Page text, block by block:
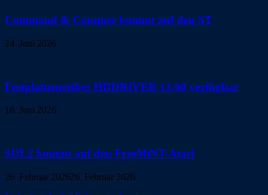
Command & Conquer kommt auf den ST
24. Juni 2026
Festplattentreiber HDDRIVER 13.00 verfügbar
16. Juni 2026
SDL2 kommt auf den FreeMiNT-Atari
26. Februar 202626. Februar 2026